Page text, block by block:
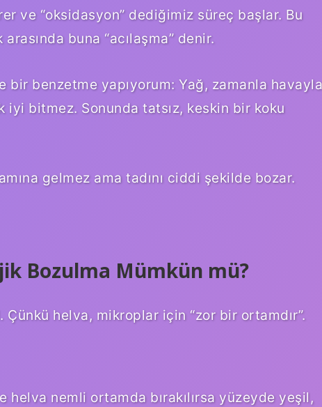
ve “oksidasyon” dediğimiz süreç başlar. Bu
buna “acılaşma” denir.
bir benzetme yapıyorum: Yağ, zamanla havayla
iyi bitmez. Sonunda tatsız, keskin bir koku
gelmez ama tadını ciddi şekilde bozar.
Bozulma Mümkün mü?
Çünkü helva, mikroplar için “zor bir ortamdır”.
helva nemli ortamda bırakılırsa yüzeyde yeşil,